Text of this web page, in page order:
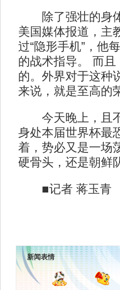
除了强壮的身体
美国媒体报道，主
过“隐形手机”，他
的战术指导。 而且
的。外界对于这种
来说，就是至高的
今天晚上，且不
身处本届世界杯最
着，势必又是一场
硬骨头，还是朝鲜
■记者 蒋玉青
新闻表情